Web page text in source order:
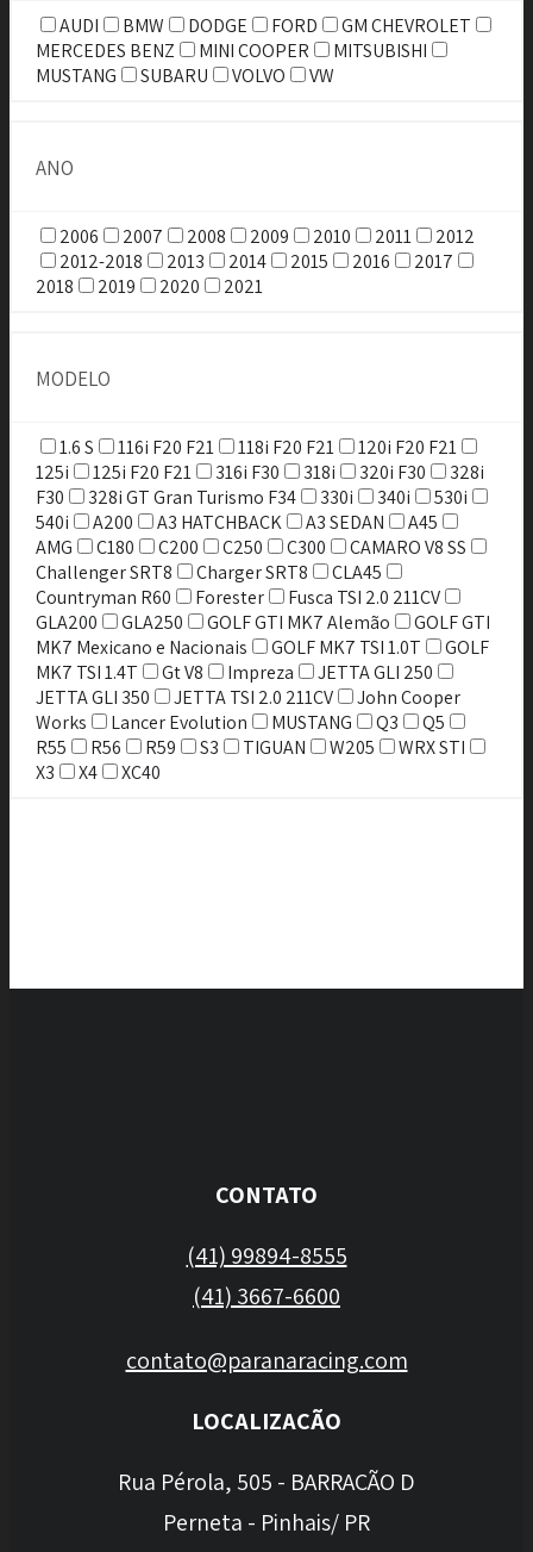
AUDI BMW DODGE FORD
GM CHEVROLET
MERCEDES BENZ
MINI COOPER
MITSUBISHI
MUSTANG
SUBARU VOLVO VW
ANO
2006 2007 2008 2009 2010 2011
2012
2012-2018
2013 2014 2015 2016
2017
2018
2019 2020 2021
MODELO
1.6 S 116i F20 F21 118i F20 F21
120i F20 F21
125i
125i F20 F21 316i F30 318i 320i F30
328i
F30
328i GT Gran Turismo F34 330i 340i
530i
540i
A200 A3 HATCHBACK A3 SEDAN
A45
AMG
C180 C200 C250 C300
CAMARO V8 SS
Challenger SRT8
Charger SRT8
CLA45
Countryman R60
Forester
Fusca TSI 2.0 211CV
GLA200
GLA250 GOLF GTI MK7 Alemão
GOLF GTI
MK7 Mexicano e Nacionais
GOLF MK7 TSI 1.0T
GOLF
MK7 TSI 1.4T
Gt V8 Impreza
JETTA GLI 250
JETTA GLI 350
JETTA TSI 2.0 211CV
John Cooper
Works
Lancer Evolution MUSTANG Q3
Q5
R55
R56 R59 S3 TIGUAN W205
WRX STI
X3
X4 XC40
CONTATO
(41) 99894-8555
(41) 3667-6600
contato@paranaracing.com
LOCALIZAÇÃO
Rua Pérola, 505 - BARRACÃO D
Perneta - Pinhais/ PR